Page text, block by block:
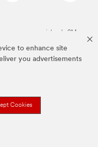
to enhance site
you advertisements
Cookies
marcas comerciales de 3M.